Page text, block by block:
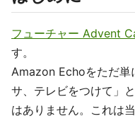
フューチャー Advent
す。
Amazon Echoをただ単
サ、テレビをつけて」
はありません。これは